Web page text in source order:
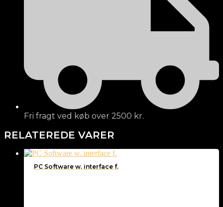
Fri fragt ved køb over 2500 kr.
RELATEREDE VARER
PC Software w. interface f.